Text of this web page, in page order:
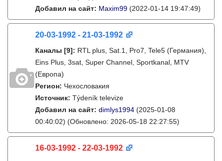
Добавил на сайт: Maxim99 (2022-01-14 19:47:49)
20-03-1992 - 21-03-1992
Каналы [9]: RTL plus, Sat.1, Pro7, Tele5 (Германия),
Eins Plus, 3sat, Super Channel, Sportkanal, MTV
(Европа)
Регион: Чехословакия
Источник: Týdeník televize
Добавил на сайт: dimlys1994 (2025-01-08
00:40:02) (Обновлено: 2026-05-18 22:27:55)
16-03-1992 - 22-03-1992